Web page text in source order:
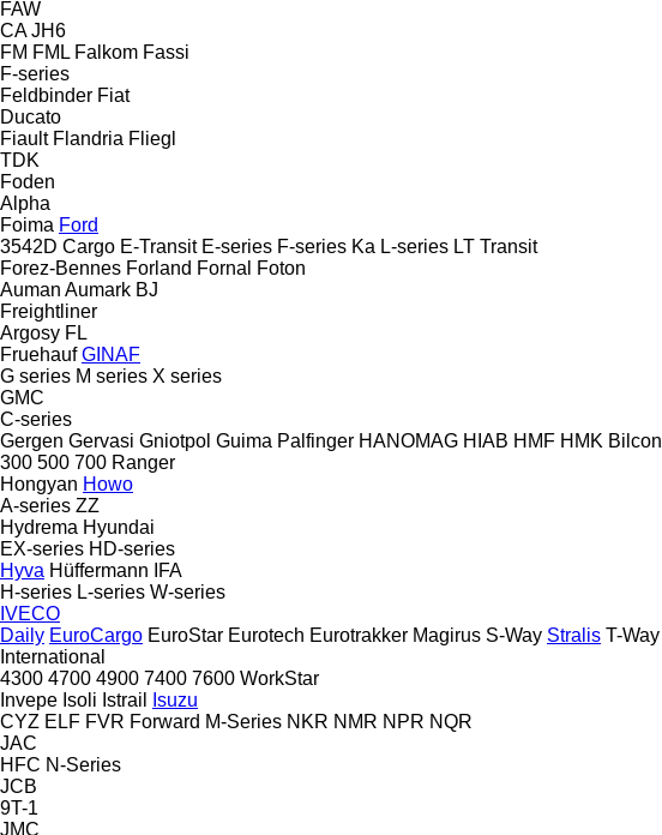
FAW
CA JH6
FM FML Falkom Fassi
F-series
Feldbinder Fiat
Ducato
Fiault Flandria Fliegl
TDK
Foden
Alpha
Foima Ford
3542D Cargo E-Transit E-series F-series Ka L-series LT Transit
Forez-Bennes Forland Fornal
Foton
Auman Aumark BJ
Freightliner
Argosy FL
Fruehauf GINAF
G series M series X series
GMC
C-series
Gergen Gervasi Gniotpol Guima Palfinger HANOMAG HIAB HMF HMK Bilcon
300 500 700 Ranger
Hongyan Howo
A-series ZZ
Hydrema Hyundai
EX-series HD-series
Hyva Hüffermann
IFA
H-series L-series W-series
IVECO
Daily EuroCargo EuroStar Eurotech Eurotrakker Magirus S-Way Stralis T-Way
International
4300 4700 4900 7400 7600 WorkStar
Invepe Isoli Istrail
Isuzu
CYZ ELF FVR Forward M-Series NKR NMR NPR NQR
JAC
HFC N-Series
JCB
9T-1
JMC